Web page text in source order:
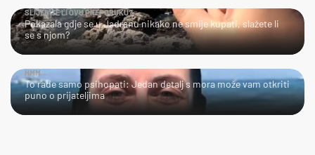
SLIJEDITE LI OVU PREPORUKU?
Pokazala gdje se u Jadranu nikako ne smije kupati, slažete li
se s njom?
HMM…
To rade samo psihopati: Jedan detalj s mora može vam otkriti
puno o prijateljima